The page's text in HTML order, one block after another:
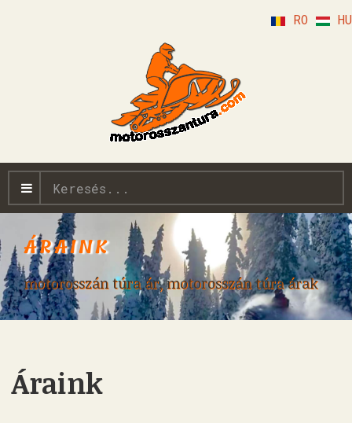
HU
RO
Keresés...
ÁRAINK
motorosszán túra ár, motorosszán túra árak
Áraink